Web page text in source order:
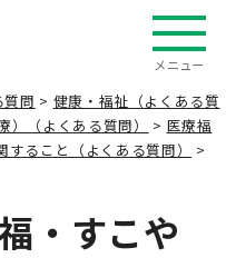
メニュー
質問 > 健康・福祉（よくある質
（よくある質問） > 医療福
ること（よくある質問）
>
・すこや